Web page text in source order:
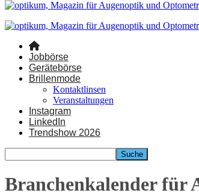
Jobbörse
Gerätebörse
Brillenmode
Kontaktlinsen
Veranstaltungen
Instagram
LinkedIn
Trendshow 2026
Branchenkalender für